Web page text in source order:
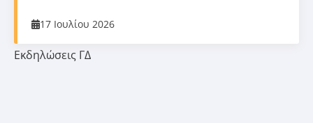
Εκδηλώσεις ΓΔ
17 Ιουλίου 2026